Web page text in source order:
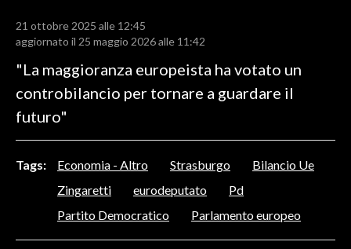
CALCIO
CALCIO REGIONALE
BASKET
VOLLEY
MOTORI
TENNIS
ALTRI SPORT
CULTURA
SPETTACOLI
21 ottobre 2025 alle 12:45
aggiornato il 25 maggio 2026 alle 11:42
"La maggioranza europeista ha votato un
controbilancio per tornare a guardare il
futuro"
Tags: Economia - Altro Strasburgo
Bilancio Ue
Zingaretti
eurodeputato
Pd
Partito Democratico
Parlamento europeo